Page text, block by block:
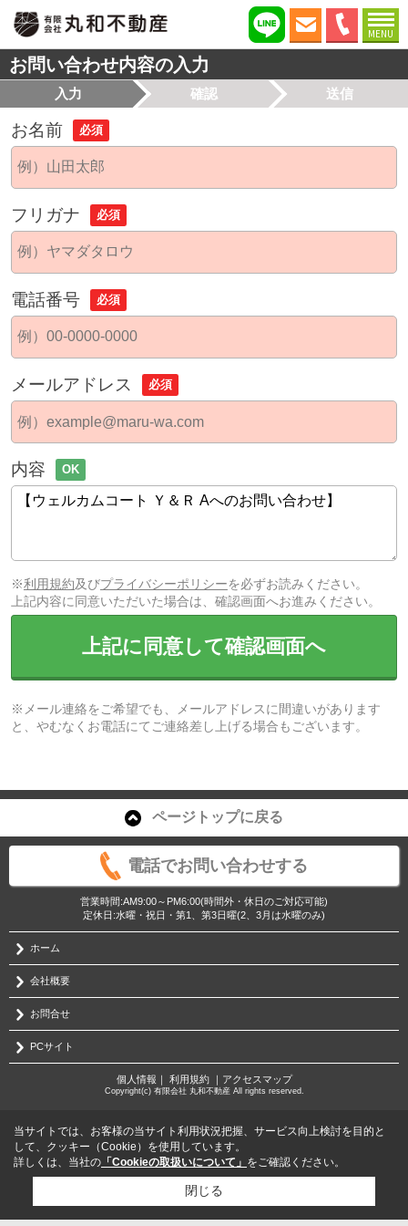
MENU
お問い合わせ内容の入力
入力 確認 送信
お名前 必須
フリガナ 必須
電話番号 必須
メールアドレス 必須
内容 OK
※利用規約及びプライバシーポリシーを必ずお読みください。
上記内容に同意いただいた場合は、確認画面へお進みください。
上記に同意して確認画面へ
※メール連絡をご希望でも、メールアドレスに間違いがあります
と、やむなくお電話にてご連絡差し上げる場合もございます。
ページトップに戻る
電話でお問い合わせする
営業時間:AM9:00～PM6:00(時間外・休日のご対応可能)
定休日:水曜・祝日・第1、第3日曜(2、3月は水曜のみ)
ホーム
会社概要
お問合せ
PCサイト
個人情報 ｜ 利用規約｜ アクセスマップ
Copyright(c) 有限会社 丸和不動産 All rights reserved.
当サイトでは、お客様の当サイト利用状況把握、サービス向上検討を目的と
して、クッキー（Cookie）を使用しています。
詳しくは、当社の 「Cookieの取扱いについて」 をご確認ください。
閉じる